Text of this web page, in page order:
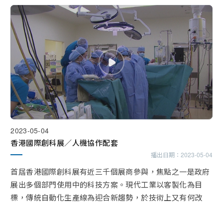
2023-05-04
香港國際創科展／人機協作配套
播出日期： 2023-05-04
首屆香港國際創科展有近三千個展商參與，焦點之一是政府
展出多個部門使用中的科技方案。現代工業以客製化為目
標，傳統自動化生產線為迎合新趨勢，於技術上又有何改